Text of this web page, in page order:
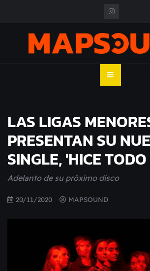
MAPSOUND
LAS LIGAS
PRESENTAN SU
SINGLE, 'HICE
Adelanto de su próximo disco
20/11/2020 MAPSOUND